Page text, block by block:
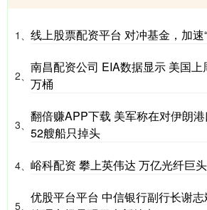
1、 线上股票配资平台 对冲基金，加速
2、
南昌配资公司 EIA数据显示 美国
万桶
3、
翻倍赚APP下载 美军称在对伊朗
52艘船只掉头
4、 峪科配资 攀上英伟达 万亿光纤巨
5、
优股平台平台 中信银行副行长谢